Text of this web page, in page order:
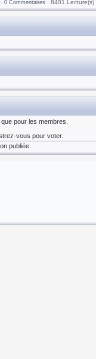
0 Commentaires · 8401 Lecture(s)
pour les membres.
vous pour voter.
publiée.